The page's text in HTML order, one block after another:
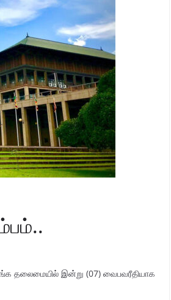
தலைமையில் இன்று (07) வைபவரீதியாக